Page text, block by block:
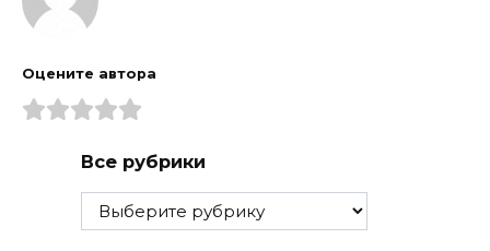
Оцените автора
Все рубрики
Все
рубрики